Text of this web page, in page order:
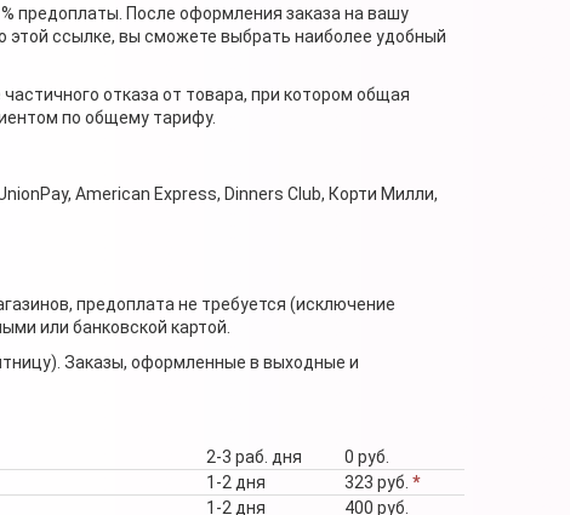
предоплаты. После оформления заказа на вашу
этой ссылке, вы сможете выбрать наиболее удобный
отказа от товара, при котором общая
по общему тарифу.
American Express, Dinners Club, Корти Милли,
предоплата не требуется (исключение
или банковской картой.
Заказы, оформленные в выходные и
2-3 раб. дня
0 руб.
1-2 дня 323 руб. *
1-2 дня
400 руб.